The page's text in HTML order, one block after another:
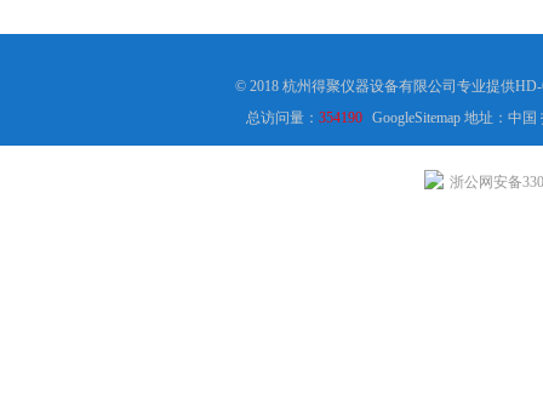
© 2018 杭州得聚仪器设备有限公司专业提供
总访问量：354190 GoogleSitemap地址：中国
浙公网安备